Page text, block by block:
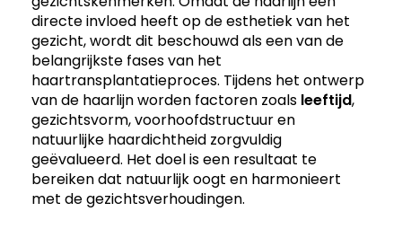
directe invloed heeft op de esthetiek van het
gezicht, wordt dit beschouwd als een van de
belangrijkste fases van het
haartransplantatieproces. Tijdens het ontwerp
van de haarlijn worden factoren zoals leeftijd,
gezichtsvorm, voorhoofdstructuur en
natuurlijke haardichtheid zorgvuldig
geëvalueerd. Het doel is een resultaat te
bereiken dat natuurlijk oogt en harmonieert
met de gezichtsverhoudingen.